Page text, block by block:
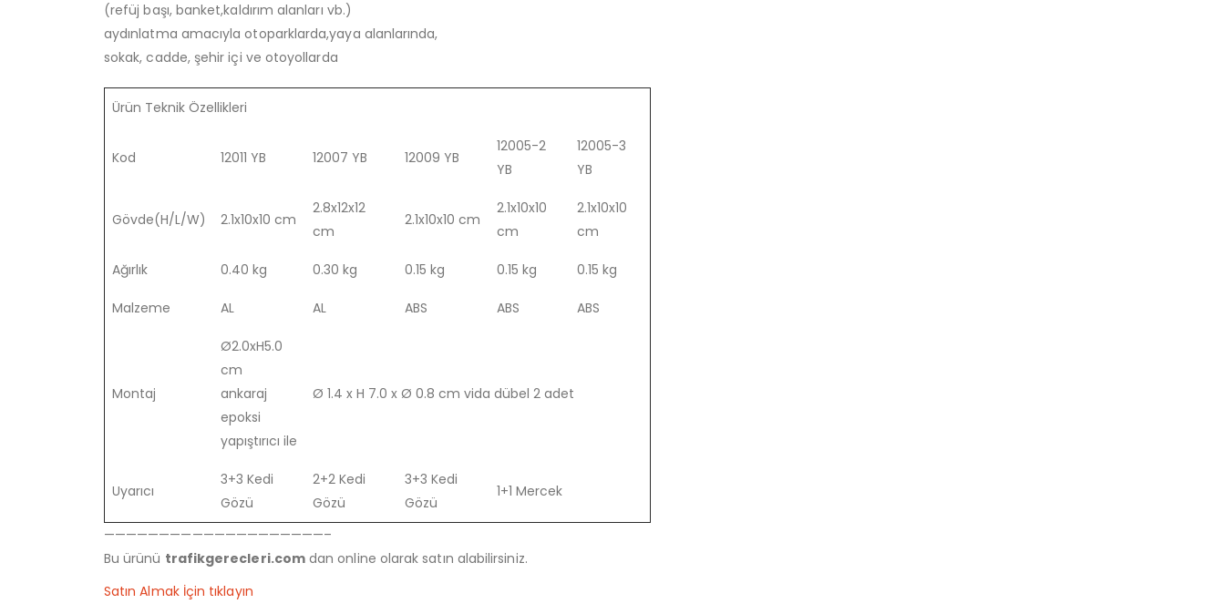
(refüj başı, banket,kaldırım alanları vb.)
aydınlatma amacıyla otoparklarda,yaya alanlarında,
sokak, cadde, şehir içi ve otoyollarda
Ürün Teknik Özellikleri
Kod 12011 YB 12007 YB 12009 YB
12005-2
YB
12005-3
YB
Gövde(H/L/W) 2.1x10x10 cm
2.8x12x12
cm
2.1x10x10 cm
2.1x10x10
cm
2.1x10x10
cm
Ağırlık 0.40 kg 0.30 kg 0.15 kg 0.15 kg 0.15 kg
Malzeme AL AL ABS ABS ABS
Montaj
Ø2.0xH5.0
cm
ankaraj
epoksi
yapıştırıcı ile
Ø 1.4 x H 7.0 x Ø 0.8 cm vida dübel 2 adet
Uyarıcı
3+3 Kedi
Gözü
2+2 Kedi
Gözü
3+3 Kedi
Gözü
1+1 Mercek
————————————————————–
Bu ürünü trafikgerecleri.comdan online olarak satın alabilirsiniz.
Satın Almak İçin tıklayın